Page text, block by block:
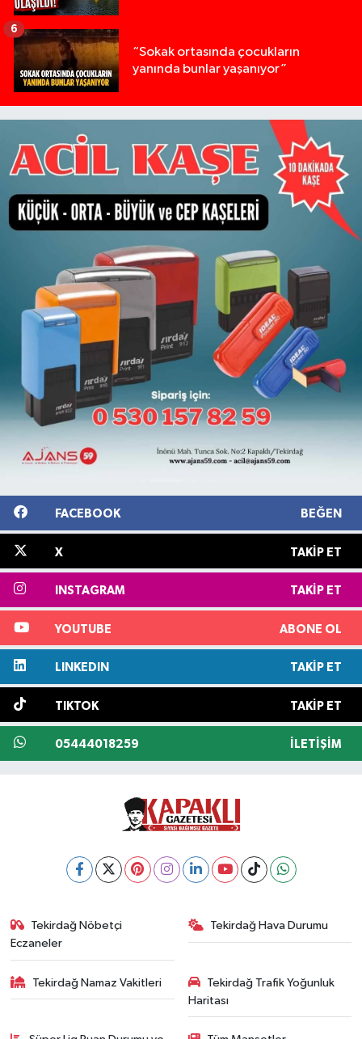
“Sokak ortasında çocukların
yanında bunlar yaşanıyor”
6
FACEBOOK BEĞEN
X TAKIP ET
INSTAGRAM TAKIP ET
YOUTUBE ABONE OL
LINKEDIN TAKIP ET
TIKTOK TAKIP ET
05444018259 İLETIŞIM
Tekirdağ Nöbetçi
Eczaneler
Tekirdağ Hava Durumu
Tekirdağ Namaz Vakitleri
Tekirdağ Trafik Yoğunluk
Haritası